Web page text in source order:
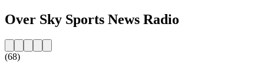
Over Sky Sports News Radio
(68)